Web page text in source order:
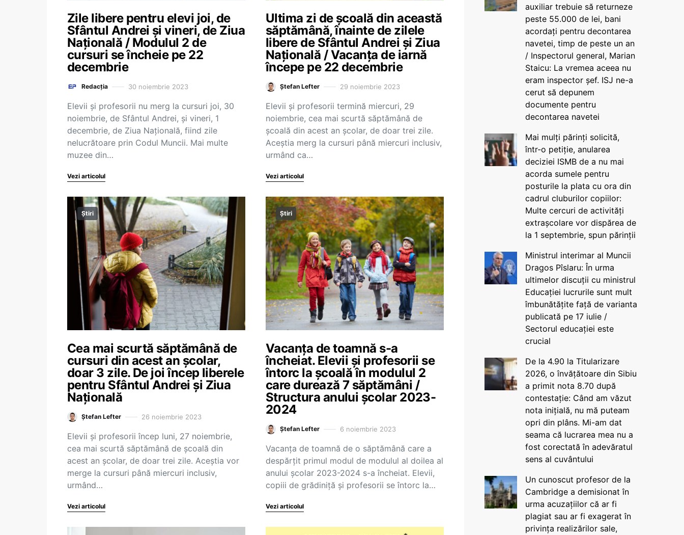
Zile libere pentru elevi joi, de
Sfântul Andrei și vineri, de Ziua
Națională / Modulul 2 de
cursuri se încheie pe 22
decembrie
Redacția 30 noiembrie 2023
Elevii și profesorii nu merg la cursuri joi, 30
noiembrie, de Sfântul Andrei, și vineri, 1
decembrie, de Ziua Națională, fiind zile
nelucrătoare prin Codul Muncii. Mai multe
muzee din…
Vezi articolul
Ultima zi de școală din această
săptămână, înainte de zilele
libere de Sfântul Andrei și Ziua
Națională / Vacanța de iarnă
începe pe 22 decembrie
Ștefan Lefter 29 noiembrie 2023
Elevii și profesorii termină miercuri, 29
noiembrie, cea mai scurtă săptămână de
școală din acest an școlar, de doar trei zile.
Aceștia merg la cursuri până miercuri inclusiv,
urmând ca…
Vezi articolul
Știri
Cea mai scurtă săptămână de
cursuri din acest an școlar,
doar 3 zile. De joi încep liberele
pentru Sfântul Andrei și Ziua
Națională
Ștefan Lefter 26 noiembrie 2023
Elevii și profesorii încep luni, 27 noiembrie,
cea mai scurtă săptămână de școală din
acest an școlar, de doar trei zile. Aceștia vor
merge la cursuri până miercuri inclusiv,
urmând…
Vezi articolul
Știri
Vacanța de toamnă s-a
încheiat. Elevii și profesorii se
întorc la școală în modulul 2
care durează 7 săptămâni /
Structura anului școlar 2023-
2024
Ștefan Lefter 6 noiembrie 2023
Vacanța de toamnă de o săptămână care a
despărțit primul modul de modulul al doilea al
anului școlar 2023-2024 s-a încheiat. Elevii,
copiii de grădiniță și profesorii se întorc la…
Vezi articolul
auxiliar trebuie să returneze
peste 55.000 de lei, bani
acordați pentru decontarea
navetei, timp de peste un an
/ Inspectorul general, Marian
Staicu: La vremea aceea nu
eram inspector șef. ISJ ne-a
cerut să depunem
documente pentru
decontarea navetei
Mai mulți părinți solicită,
într-o petiție, anularea
deciziei ISMB de a nu mai
acorda sumele pentru
posturile la plata cu ora din
cadrul cluburilor copiilor:
Multe cercuri de activități
extrașcolare vor dispărea de
la 1 septembrie, spun părinții
Ministrul interimar al Muncii
Dragos Pîslaru: În urma
ultimelor discuții cu ministrul
Educației lucrurile sunt mult
îmbunătățite față de varianta
publicată pe 17 iulie /
Sectorul educației este
crucial
De la 4.90 la Titularizare
2026, o învățătoare din Sibiu
a primit nota 8.70 după
contestație: Când am văzut
nota inițială, nu mă puteam
opri din plâns. Mi-am dat
seama că lucrarea mea nu a
fost corectată în adevăratul
sens al cuvântului
Un cunoscut profesor de la
Cambridge a demisionat în
urma acuzațiilor că ar fi
plagiat sau ar fi exagerat în
privința realizărilor sale,